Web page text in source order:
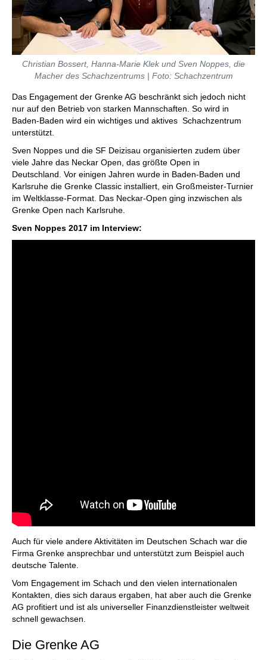
Christian Bossert, Hanna-Marie Klek und Sven Noppes, die
Macher des Schachzentrums | Foto: Schachzentrum
Das Engagement der Grenke AG beschränkt sich jedoch nicht
nur auf den Betrieb von starken Mannschaften. So wird in
Baden-Baden wird ein wichtiges und aktives Schachzentrum
unterstützt.
Sven Noppes und die SF Deizisau organisierten zudem über
viele Jahre das Neckar Open, das größte Open in
Deutschland. Vor einigen Jahren wurde in Baden-Baden und
Karlsruhe die Grenke Classic installiert, ein Großmeister-Turnier
im Weltklasse-Format. Das Neckar-Open ging inzwischen als
Grenke Open nach Karlsruhe.
Sven Noppes 2017 im Interview:
Auch für viele andere Aktivitäten im Deutschen Schach war die
Firma Grenke ansprechbar und unterstützt zum Beispiel auch
deutsche Talente.
Vom Engagement im Schach und den vielen internationalen
Kontakten, dies sich daraus ergaben, hat aber auch die Grenke
AG profitiert und ist als universeller Finanzdienstleister weltweit
schnell gewachsen.
Die Grenke AG